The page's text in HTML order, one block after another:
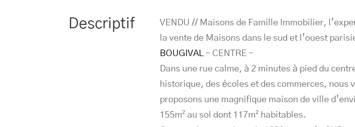
Descriptif
VENDU // Maisons de Famille Immobilier,
la vente de Maisons dans le sud et l’ouest
BOUGIVAL – CENTRE –
Dans une rue calme, à 2 minutes à pied du
historique, des écoles et des commerces, nous
proposons une magnifique maison de ville
155m² au sol dont 117m² habitables.